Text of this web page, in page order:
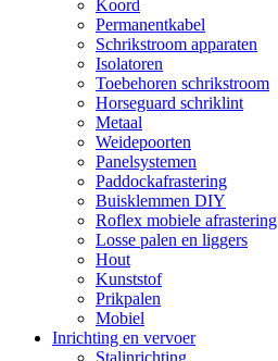
Koord
Permanentkabel
Schrikstroom apparaten
Isolatoren
Toebehoren schrikstroom
Horseguard schriklint
Metaal
Weidepoorten
Panelsystemen
Paddockafrastering
Buisklemmen DIY
Roflex mobiele afrastering
Losse palen en liggers
Hout
Kunststof
Prikpalen
Mobiel
Inrichting en vervoer
Stalinrichting